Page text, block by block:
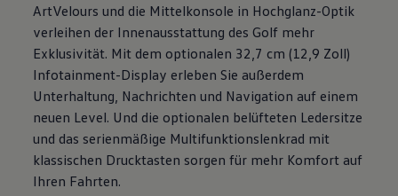
Entertainment und Elektronik
Individualisieren
Wallbox und Ladekabel
Digitale Extras
Dienste für Ihr Modell finden
Volkswagen Apps, Login und Shop
Handy und Fahrzeug verbinden
Updates für Software, Karten und Radio
Über Ihr Auto
Vorgängermodelle
Kundeninformationen
Volkswagen Kundenbetreuung
ArtVelours und die Mittelkonsole in Hochglanz-Optik
verleihen der Innenausstattung des Golf mehr
Exklusivität. Mit dem optionalen 32,7 cm (12,9 Zoll)
Infotainment-Display erleben Sie außerdem
Unterhaltung, Nachrichten und Navigation auf einem
neuen Level. Und die optionalen belüfteten Ledersitze
und das serienmäßige Multifunktionslenkrad mit
klassischen Drucktasten sorgen für mehr Komfort auf
Ihren Fahrten.